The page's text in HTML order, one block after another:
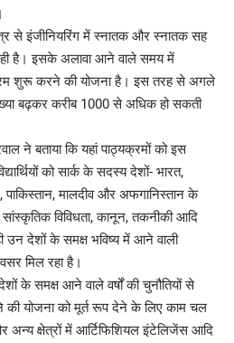
से इंजीनियरिंग में स्नातक और स्नातक सह
है। इसके अलावा आने वाले समय में
शुरू करने की योजना है। इस तरह से अगले
बढ़कर करीब 1000 से अधिक हो सकती
ने बताया कि यहां पाठ्यक्रमों को इस
को सार्क के सदस्य देशों- भारत,
पाकिस्तान, मालदीव और अफगानिस्तान के
विविधता, कानून, तकनीकी आदि
देशों के समक्ष भविष्य में आने वाली
मिल रहा है।
के समक्ष आने वाले वर्षों की चुनौतियों से
योजना को मूर्त रूप देने के लिए काम चल
अन्य क्षेत्रों में आर्टिफिशियल इंटेलिजेंस आदि